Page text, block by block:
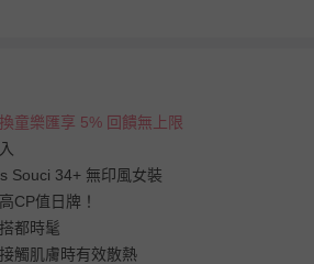
童樂匯享 5% 回饋無上限
Souci 34+ 無印風女裝
CP值日牌！
都時髦
觸肌膚時有效散熱